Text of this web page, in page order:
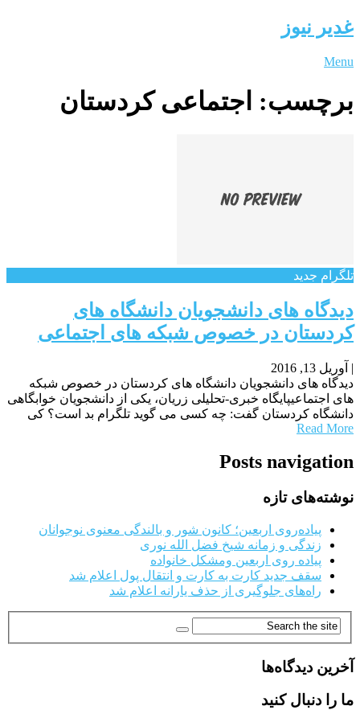
غدیر نیوز
Menu
برچسب: اجتماعی کردستان
تلگرام جدید
دیدگاه های دانشجویان دانشگاه های
کردستان در خصوص شبکه های اجتماعی
| آوریل 13, 2016
دیدگاه های دانشجویان دانشگاه های کردستان در خصوص شبکه
های اجتماعیپایگاه خبری-تحلیلی زریان، یکی از دانشجویان خوابگاهی
دانشگاه کردستان گفت: چه کسی می گوید تلگرام بد است؟ کی
Read More
Posts navigation
نوشته‌های تازه
پیاده‌روی اربعین؛ کانون شور و بالندگی معنوی نوجوانان
زندگی و زمانه شیخ فضل الله نوری
پیاده روی اربعین ومشکل خانواده
سقف جدید کارت به کارت و انتقال پول اعلام شد
راه‌های جلوگیری از حذف یارانه اعلام شد
آخرین دیدگاه‌ها
ما را دنبال کنید